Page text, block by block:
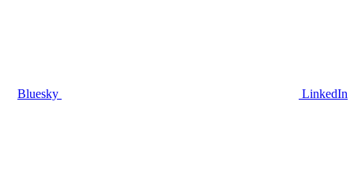
Bluesky LinkedIn